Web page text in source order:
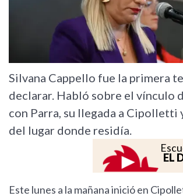
Silvana Cappello fue la primera
declarar. Habló sobre el vínculo
con Parra, su llegada a Cipolletti
del lugar donde residía.
EL
Este lunes a la mañana inició en